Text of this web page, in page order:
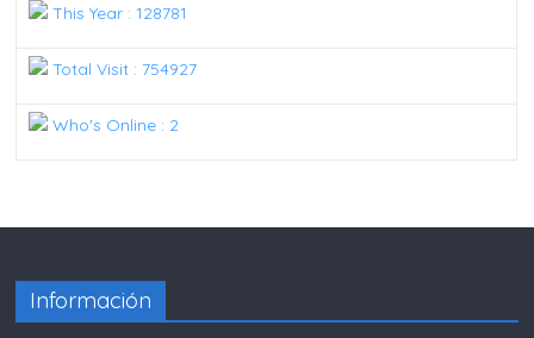
This Year : 128781
Total Visit : 754927
Who's Online : 2
Información